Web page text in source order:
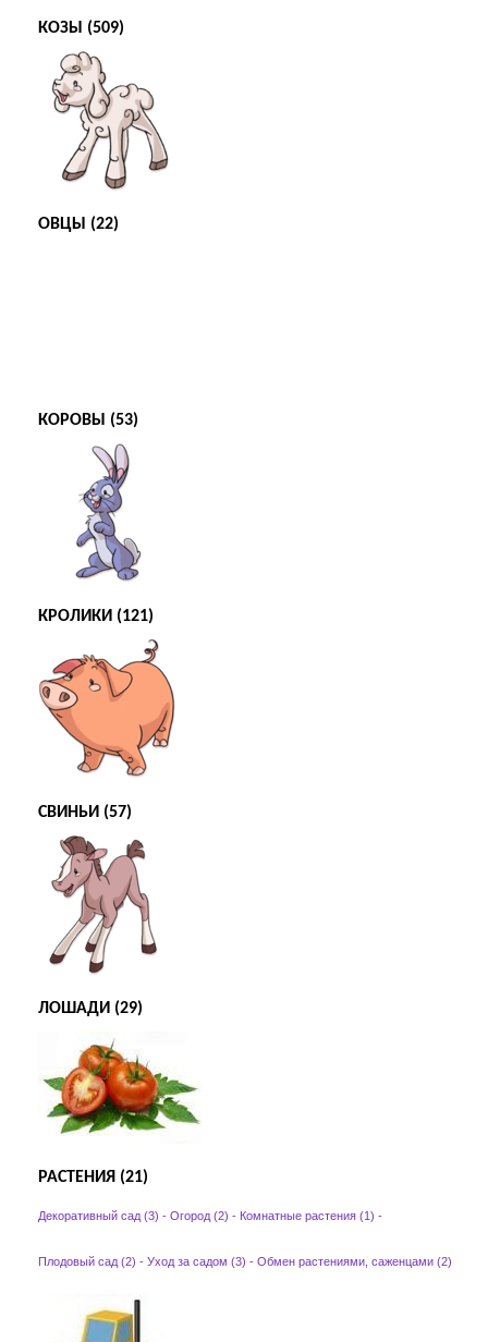
КОЗЫ (509)
ОВЦЫ (22)
КОРОВЫ (53)
КРОЛИКИ (121)
СВИНЬИ (57)
ЛОШАДИ (29)
РАСТЕНИЯ (21)
Декоративный сад (3) - Огород (2) - Комнатные растения (1) -
Плодовый сад (2) - Уход за садом (3) - Обмен растениями, саженцами (2)